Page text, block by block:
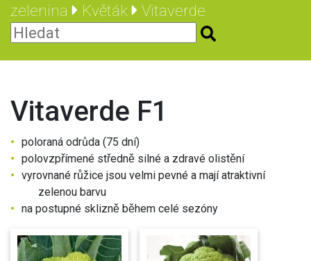
zelenina
Květák Vitaverde
Vitaverde F1
poloraná odrůda (75 dní)
polovzpřímené středně silné a zdravé olistění
vyrovnané růžice jsou velmi pevné a mají atraktivní
zelenou barvu
na postupné sklizně během celé sezóny